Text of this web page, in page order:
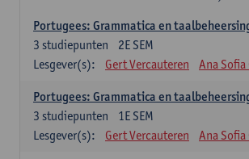
Portugees: Grammatica en
2E SEM
3 studiepunten
Lesgever(s):
Gert Vercauteren Ana Sofia
Portugees: Grammatica en
1E SEM
3 studiepunten
Lesgever(s):
Gert Vercauteren Ana Sofia